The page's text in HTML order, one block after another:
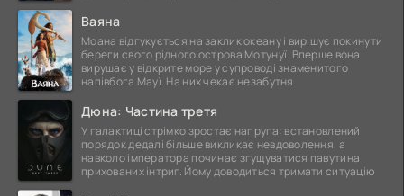
Ваяна
Моана відгукується на заклик океану і вирішує покинути
береги свого рідного острова Мотунуї. Вперше вона
вирушає у відкрите море у супроводі знаменитого
напівбога Мауї. На них чекає незабутня
Дюна: Частина третя
У галактиці стрімко зростає напруга: встановлений
порядок дедалі більше викликає невдоволення, а
навколо імператора починає згущуватися павутина
прихованих інтриг. Йому доводиться тримати ситуацію